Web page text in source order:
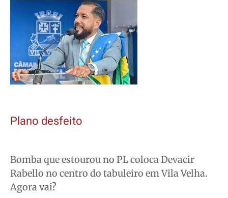
Plano desfeito
Bomba que estourou no PL coloca Devacir
Rabello no centro do tabuleiro em Vila Velha.
Agora vai?